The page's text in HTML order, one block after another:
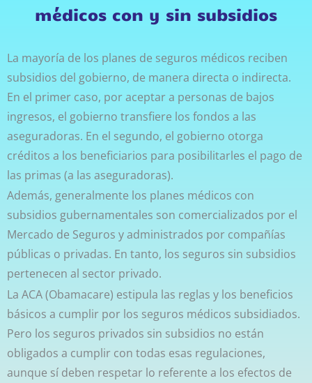
médicos con y sin subsidios
La mayoría de los planes de seguros médicos reciben
subsidios del gobierno, de manera directa o indirecta.
En el primer caso, por aceptar a personas de bajos
ingresos, el gobierno transfiere los fondos a las
aseguradoras. En el segundo, el gobierno otorga
créditos a los beneficiarios para posibilitarles el pago de
las primas (a las aseguradoras).
Además, generalmente los planes médicos con
subsidios gubernamentales son comercializados por el
Mercado de Seguros y administrados por compañías
públicas o privadas. En tanto, los seguros sin subsidios
pertenecen al sector privado.
La ACA (Obamacare) estipula las reglas y los beneficios
básicos a cumplir por los seguros médicos subsidiados.
Pero los seguros privados sin subsidios no están
obligados a cumplir con todas esas regulaciones,
aunque sí deben respetar lo referente a los efectos de